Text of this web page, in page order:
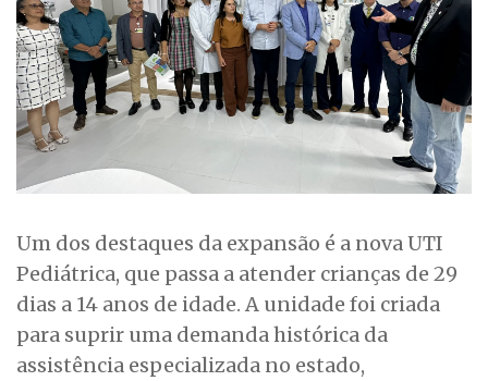
Um dos destaques da expansão é a nova UTI
Pediátrica, que passa a atender crianças de 29
dias a 14 anos de idade. A unidade foi criada
para suprir uma demanda histórica da
assistência especializada no estado,